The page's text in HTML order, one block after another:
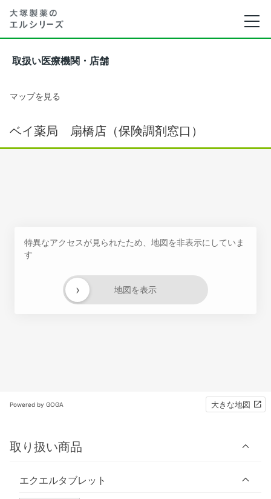
取扱い医療機関・店舗
マップを見る
ベイ薬局 扇橋店（保険調剤窓口）
特異なアクセスが見られたため、地図を非表示にしていま
す
地図を表示
›
Powered by GOGA 大きな地図
取り扱い商品
エクエルタブレット